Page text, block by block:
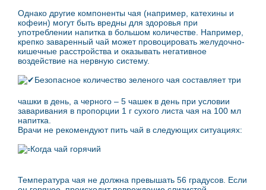
Однако другие компоненты чая (например, катехины и
кофеин) могут быть вредны для здоровья при
употреблении напитка в большом количестве. Например,
крепко заваренный чай может провоцировать желудочно-
кишечные расстройства и оказывать негативное
воздействие на нервную систему.
Безопасное количество зеленого чая составляет три
чашки в день, а черного – 5 чашек в день при условии
заваривания в пропорции 1 г сухого листа чая на 100 мл
напитка.
Врачи не рекомендуют пить чай в следующих ситуациях:
Когда чай горячий
Температура чая не должна превышать 56 градусов. Если